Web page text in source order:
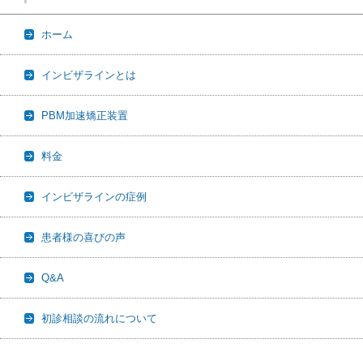
ホーム
インビザラインとは
PBM加速矯正装置
料金
インビザラインの症例
患者様の喜びの声
Q&A
初診相談の流れについて